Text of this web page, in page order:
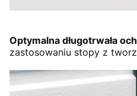
Optymalna długotrwała
zastosowaniu stopy z